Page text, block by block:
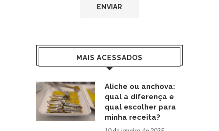
MAIS ACESSADOS
Aliche ou anchova:
qual a diferença e
qual escolher para
minha receita?